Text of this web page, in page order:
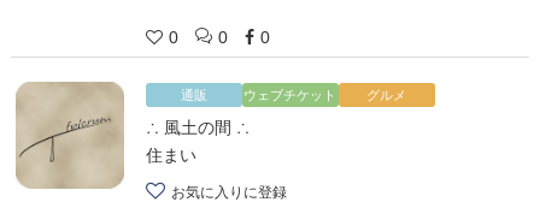
0 0 0
通販 ウェブチケット グルメ
∴ 風土の間 ∴
住まい
お気に入りに登録